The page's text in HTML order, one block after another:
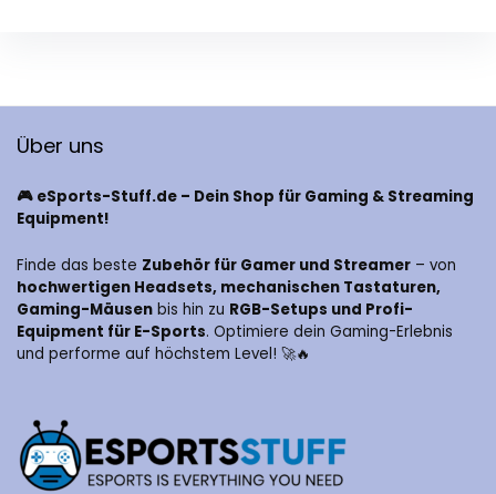
Über uns
🎮 eSports-Stuff.de – Dein Shop für Gaming & Streaming
Equipment!
Finde das beste Zubehör für Gamer und Streamer – von
hochwertigen Headsets, mechanischen Tastaturen,
Gaming-Mäusen bis hin zu RGB-Setups und Profi-
Equipment für E-Sports. Optimiere dein Gaming-Erlebnis
und performe auf höchstem Level! 🚀🔥